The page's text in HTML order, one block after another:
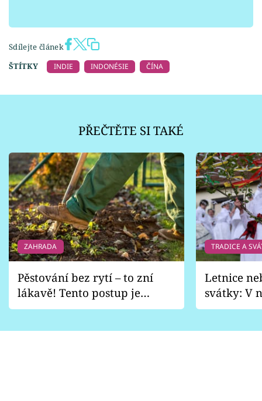
Sdílejte článek
ŠTÍTKY
INDIE INDONÉSIE ČÍNA
PŘEČTĚTE SI TAKÉ
ZAHRADA
Pěstování bez rytí – to zní
lákavě! Tento postup je
vhodný jen pro některé
TRADICE A
Letnice
svátky: V
pondělí